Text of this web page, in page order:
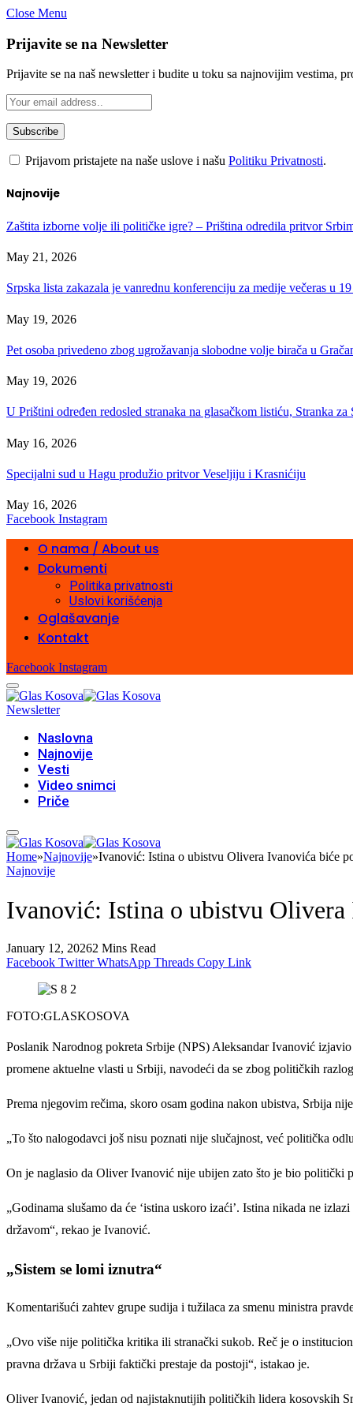
Close Menu
Prijavite se na Newsletter
Prijavite se na naš newsletter i budite u toku sa najnovijim vestima,
Prijavom pristajete na naše uslove i našu Politiku Privatnosti.
Najnovije
Zaštita izborne volje ili političke igre? – Priština odredila pritvor
May 21, 2026
Srpska lista zakazala je vanrednu konferenciju za medije večeras u
May 19, 2026
Pet osoba privedeno zbog ugrožavanja slobodne volje birača u
May 19, 2026
U Prištini određen redosled stranaka na glasačkom listiću, Stranka
May 16, 2026
Specijalni sud u Hagu produžio pritvor Veseljiju i Krasnićiju
May 16, 2026
Facebook Instagram
O nama / About us
Dokumenti
Politika privatnosti
Uslovi korišćenja
Oglašavanje
Kontakt
Facebook Instagram
Newsletter
Naslovna
Najnovije
Vesti
Video snimci
Priče
Home»Najnovije»Ivanović: Istina o ubistvu Olivera Ivanovića biće
Najnovije
Ivanović: Istina o ubistvu Olivera
January 12, 20262 Mins Read
Facebook Twitter WhatsApp Threads Copy Link
FOTO:GLASKOSOVA
Poslanik Narodnog pokreta Srbije (NPS) Aleksandar Ivanović
promene aktuelne vlasti u Srbiji, navodeći da se zbog političkih
Prema njegovim rečima, skoro osam godina nakon ubistva, Srbija
„To što nalogodavci još nisu poznati nije slučajnost, već politička
On je naglasio da Oliver Ivanović nije ubijen zato što je bio politički
„Godinama slušamo da će ‘istina uskoro izaći’. Istina nikada ne
državom“, rekao je Ivanović.
„Sistem se lomi iznutra“
Komentarišući zahtev grupe sudija i tužilaca za smenu ministra
„Ovo više nije politička kritika ili stranački sukob. Reč je o
pravna država u Srbiji faktički prestaje da postoji“, istakao je.
Oliver Ivanović, jedan od najistaknutijih političkih lidera kosovskih